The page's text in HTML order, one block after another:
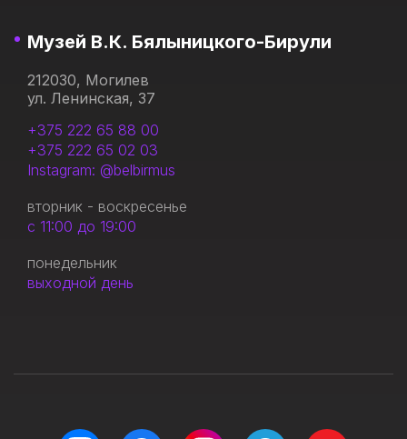
Музей В.К. Бялыницкого-Бирули
212030, Могилев
ул. Ленинская, 37
+375 222 65 88 00
+375 222 65 02 03
Instagram: @belbirmus
вторник - воскресенье
с 11:00 до 19:00
понедельник
выходной день